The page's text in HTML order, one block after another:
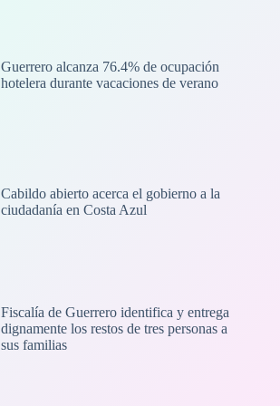
Guerrero alcanza 76.4% de ocupación
hotelera durante vacaciones de verano
Cabildo abierto acerca el gobierno a la
ciudadanía en Costa Azul
Fiscalía de Guerrero identifica y entrega
dignamente los restos de tres personas a
sus familias